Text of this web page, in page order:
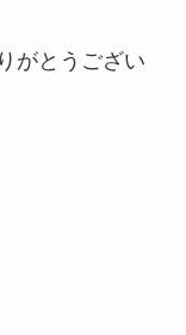
がとうござい